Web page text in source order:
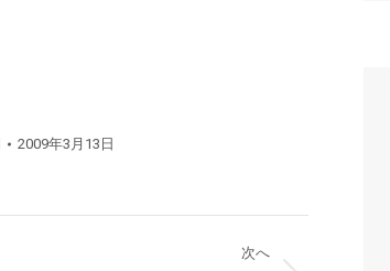
2009年3月13日
次へ